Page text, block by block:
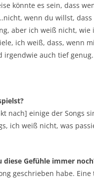
könnte es sein, dass
wenn du willst, dass
aber ich weiß nicht, wie
ich weiß, dass, wenn
irgendwie auch tief genug.
nach] einige der Songs
ich weiß nicht, was
Gefühle immer
geschrieben habe.